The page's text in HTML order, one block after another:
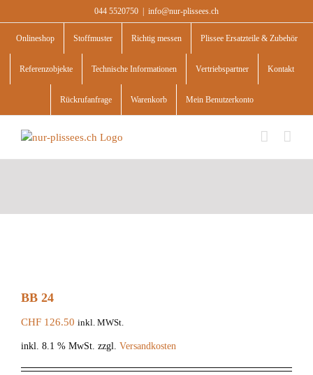
to
content
044 5520750 info@nur-plissees.ch
Onlineshop Stoffmuster Richtig messen Plissee Ersatzteile & Zubehör
Referenzobjekte Technische Informationen Vertriebspartner Kontakt
Rückrufanfrage Warenkorb Mein Benutzerkonto
BB 24
CHF 126.50 inkl. MWSt.
inkl. 8.1 % MwSt. zzgl. Versandkosten